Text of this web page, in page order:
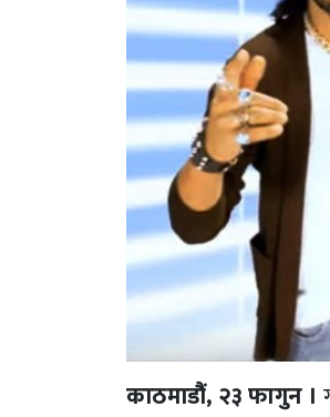
काठमाडौं, २३ फागुन ।